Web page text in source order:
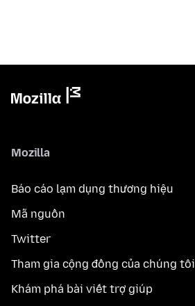
Mozilla
Báo cáo lạm dụng thương hiệu
Mã nguồn
Twitter
Tham gia cộng đồng của chúng tôi
Khám phá bài viết trợ giúp